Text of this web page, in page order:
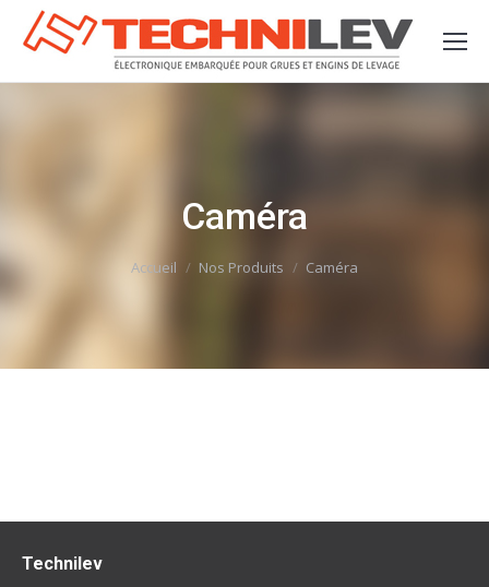
Caméra
Accueil Nos Produits Caméra
Technilev